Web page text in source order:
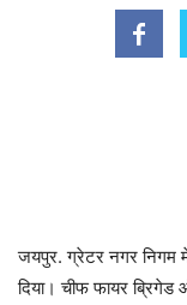
जयपुर. ग्रेटर नगर निगम में
दिया। चीफ फायर